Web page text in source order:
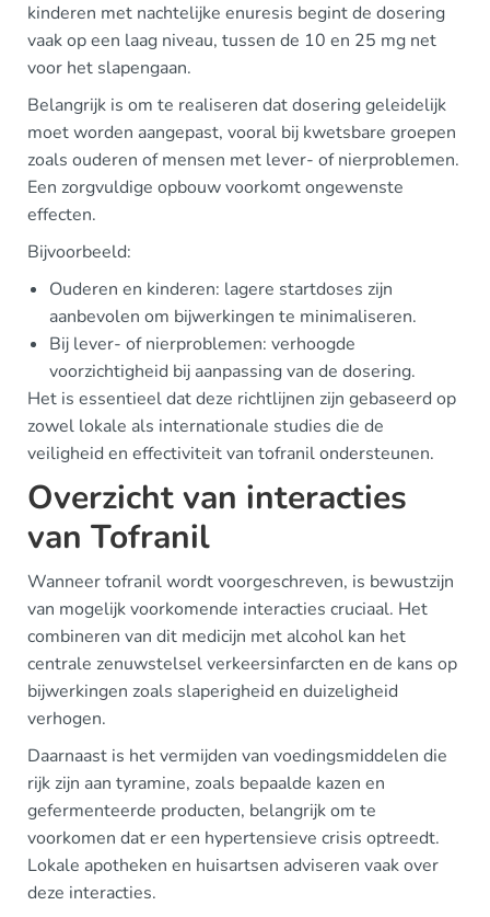
kinderen met nachtelijke enuresis begint de dosering
vaak op een laag niveau, tussen de 10 en 25 mg net
voor het slapengaan.
Belangrijk is om te realiseren dat dosering geleidelijk
moet worden aangepast, vooral bij kwetsbare groepen
zoals ouderen of mensen met lever- of nierproblemen.
Een zorgvuldige opbouw voorkomt ongewenste
effecten.
Bijvoorbeeld:
Ouderen en kinderen: lagere startdoses zijn
aanbevolen om bijwerkingen te minimaliseren.
Bij lever- of nierproblemen: verhoogde
voorzichtigheid bij aanpassing van de dosering.
Het is essentieel dat deze richtlijnen zijn gebaseerd op
zowel lokale als internationale studies die de
veiligheid en effectiviteit van tofranil ondersteunen.
Overzicht van interacties
van Tofranil
Wanneer tofranil wordt voorgeschreven, is bewustzijn
van mogelijk voorkomende interacties cruciaal. Het
combineren van dit medicijn met alcohol kan het
centrale zenuwstelsel verkeersinfarcten en de kans op
bijwerkingen zoals slaperigheid en duizeligheid
verhogen.
Daarnaast is het vermijden van voedingsmiddelen die
rijk zijn aan tyramine, zoals bepaalde kazen en
gefermenteerde producten, belangrijk om te
voorkomen dat er een hypertensieve crisis optreedt.
Lokale apotheken en huisartsen adviseren vaak over
deze interacties.